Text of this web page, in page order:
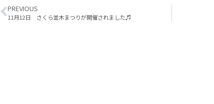
PREVIOUS
11月12日 さくら並木まつりが開催されました♬